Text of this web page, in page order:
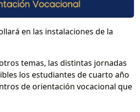
en las instalaciones de la
temas, las distintas jornadas
los estudiantes de cuarto año
de orientación vocacional que